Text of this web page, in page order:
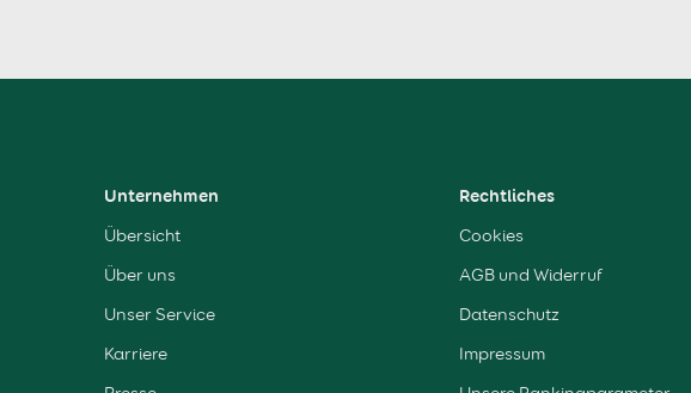
Unternehmen
Übersicht
Über uns
Unser Service
Karriere
Rechtliches
Cookies
AGB und Widerruf
Datenschutz
Impressum